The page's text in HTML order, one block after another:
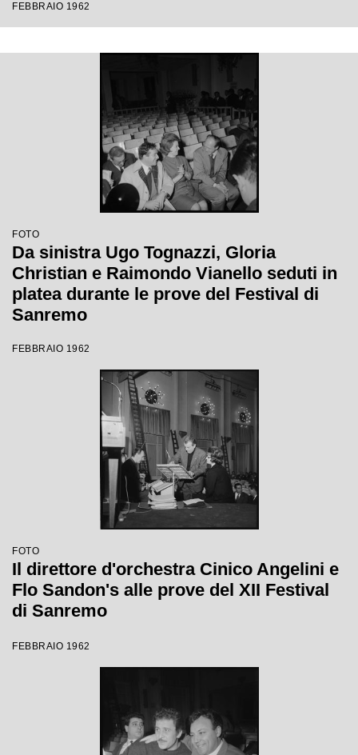
FEBBRAIO 1962
FOTO
Da sinistra Ugo Tognazzi, Gloria
Christian e Raimondo Vianello seduti in
platea durante le prove del Festival di
Sanremo
FEBBRAIO 1962
FOTO
Il direttore d'orchestra Cinico Angelini e
Flo Sandon's alle prove del XII Festival
di Sanremo
FEBBRAIO 1962